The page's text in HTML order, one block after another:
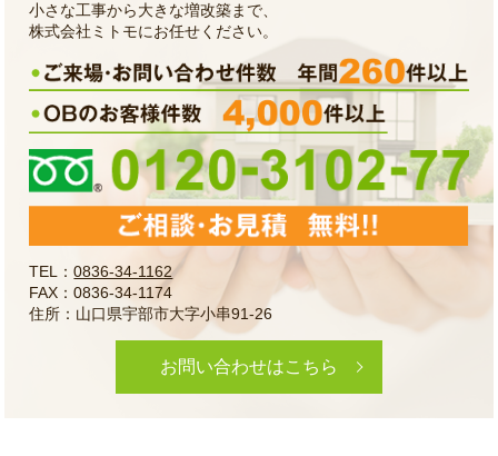
小さな工事から大きな増改築まで、
株式会社ミトモにお任せください。
TEL：0836-34-1162
FAX：0836-34-1174
住所：山口県宇部市大字小串91-26
お問い合わせはこちら